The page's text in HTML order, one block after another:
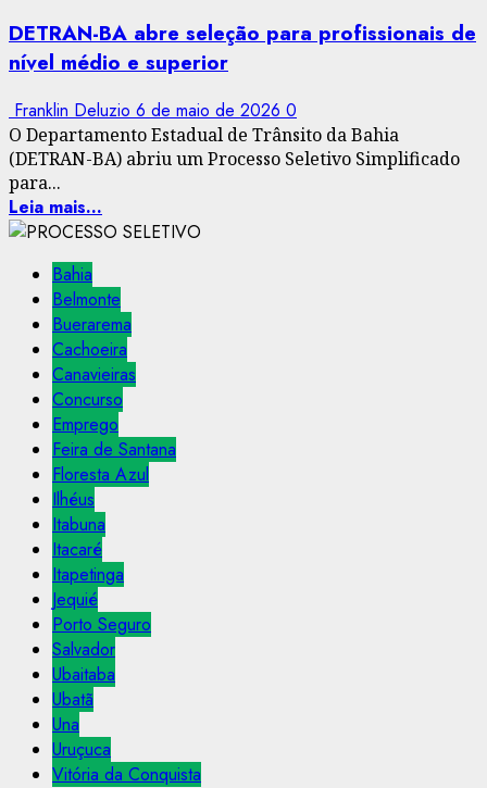
DETRAN-BA abre seleção para profissionais de
nível médio e superior
Franklin Deluzio 6 de maio de 2026 0
O Departamento Estadual de Trânsito da Bahia
(DETRAN-BA) abriu um Processo Seletivo Simplificado
para...
Leia mais...
Bahia
Belmonte
Buerarema
Cachoeira
Canavieiras
Concurso
Emprego
Feira de Santana
Floresta Azul
Ilhéus
Itabuna
Itacaré
Itapetinga
Jequié
Porto Seguro
Salvador
Ubaitaba
Ubatã
Una
Uruçuca
Vitória da Conquista